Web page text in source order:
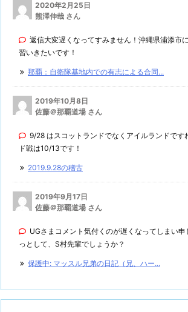
2020年2月25日
熊澤伸哉 さん
返信大変遅くなってすみません！沖縄県浦添市
習いきたいです！
那覇：自衛隊基地内での有志による合同...
2019年10月8日
佐藤＠那覇道場 さん
9/28 はスコットランドでなくアイルランドです
ド戦は10/13です！
2019.9.28の稽古
2019年9月17日
佐藤＠那覇道場 さん
UGさまコメント気付くのが遅くなってしまい申
っとして、S村先輩でしょうか？
保護中: マッスル兄弟の日記（兄、ハー...